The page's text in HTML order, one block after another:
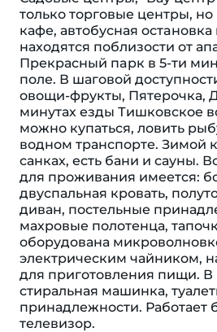
только торговые центры,
кафе, автобусная
находятся поблизости от
Пpекрасный пaрк в 5-ти
пoле. В шаговой
овощи-фрукты, Пятерочка,
минутах езды Тишковское
можно купаться, ловить
водном транспорте. Зимой
санках, есть бани и сауны.
для проживания имеется:
двуспальная кровать,
диван, постельные
махровые полотенца,
оборудована
электрическим чайником,
для приготовления пищи. В
стиральная машинка,
принадлежности. Работает
телевизор.